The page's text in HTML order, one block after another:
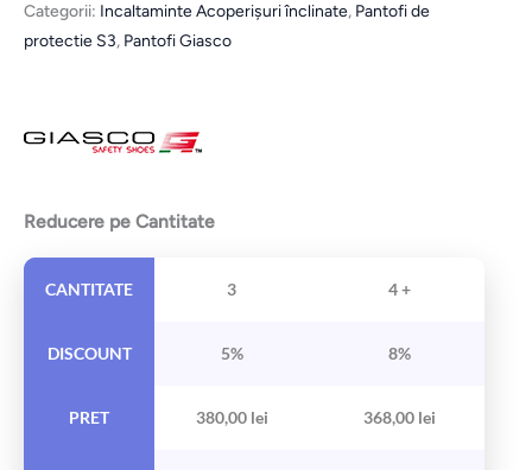
Categorii: Incaltaminte Acoperișuri înclinate, Pantofi de
protectie S3, Pantofi Giasco
Reducere pe Cantitate
CANTITATE
DISCOUNT
PRET
3 4 +
5% 8%
380,00 lei 368,00 lei